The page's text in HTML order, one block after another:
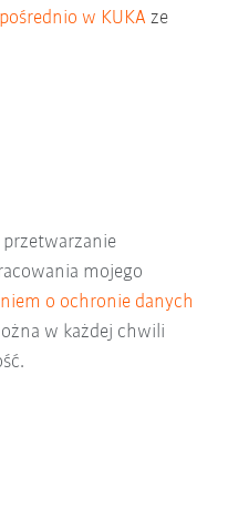
w KUKA ze
mojego
o ochronie danych
w każdej chwili